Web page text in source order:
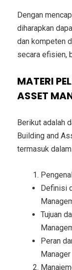
Dengan
diharapkan
dan kompeten
secara efisien,
MATERI
ASSET
Berikut adalah
Building and
termasuk
Definisi
Tujuan
Peran
Manager